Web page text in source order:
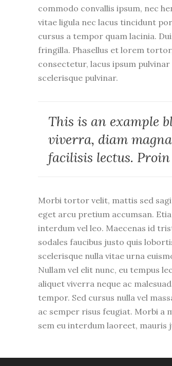
commodo convallis ipsum, nec
vitae ligula nec lacus tincidunt
cursus a tempor quam lacinia.
fringilla. Phasellus et lorem
consectetur, lacus ipsum
scelerisque pulvinar.
This is an example
viverra, diam
facilisis lectus. Proin
Morbi tortor velit, mattis sed
eget arcu pretium accumsan.
interdum vel leo. Maecenas id
sodales faucibus justo quis
scelerisque nulla vitae urna
Nullam vel elit nunc, eu tempus
aliquet viverra neque ac
tempor. Sed cursus nulla vel
ac semper risus feugiat. Morbi a
sem eu interdum laoreet, mauris